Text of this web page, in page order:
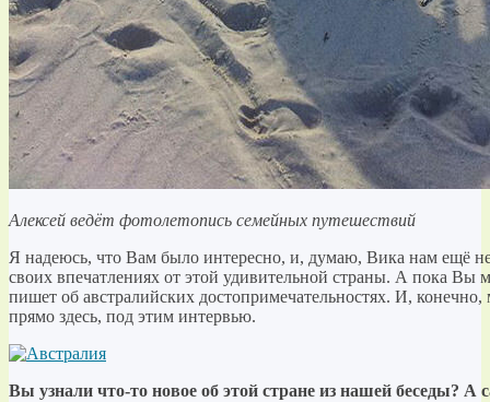
Алексей ведёт фотолетопись семейных путешествий
Я надеюсь, что Вам было интересно, и, думаю, Вика нам ещё
своих впечатлениях от этой удивительной страны. А пока Вы
пишет об австралийских достопримечательностях. И, конечно,
прямо здесь, под этим интервью.
Вы узнали что-то новое об этой стране из нашей беседы? А